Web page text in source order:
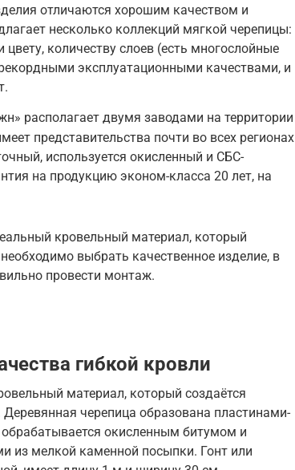
отличаются хорошим качеством и
несколько коллекций мягкой черепицы:
количеству слоев (есть многослойные
эксплуатационными качествами, и
располагает двумя заводами на территории
представительства почти во всех регионах
используется окисленный и СБС-
на продукцию эконом-класса 20 лет, на
кровельный материал, который
выбрать качественное изделие, в
провести монтаж.
гибкой кровли
материал, который создаётся
черепица образована пластинами-
окисленным битумом и
из мелкой каменной посыпки. Гонт или